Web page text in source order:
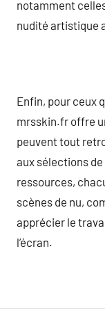
notamment
nudité artistique
Enfin, pour ceux
mrsskin.fr offre
peuvent tout
aux sélections
ressources,
scènes de nu,
apprécier le
l’écran.